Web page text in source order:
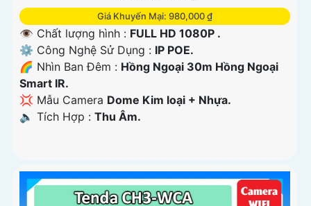
Giá Khuyến Mại: 980,000 ₫
👁 Chất lượng hình : FULL HD 1080P .
⚙ Công Nghệ Sử Dụng : IP POE.
🌈 Nhìn Ban Đêm : Hồng Ngoại 30m Hồng Ngoại
Smart IR.
💢 Mẫu Camera Dome Kim loại + Nhựa.
️🔈 Tích Hợp : Thu Âm.